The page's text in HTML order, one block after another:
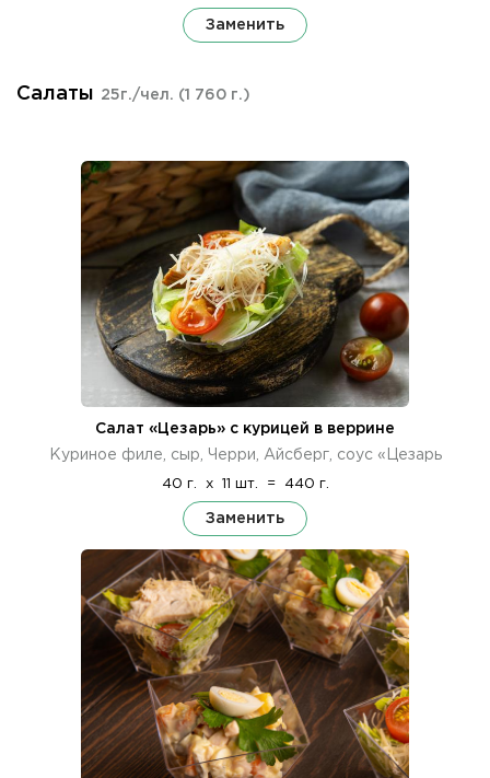
Заменить
Салаты 25г./чел. (1 760 г.)
Салат «Цезарь» с курицей в веррине
Куриное филе, сыр, Черри, Айсберг, соус «Цезарь
40 г. x 11 шт. = 440 г.
Заменить